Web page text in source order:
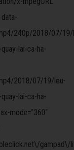
240p/2018/07/19/
lai-ca-ha-
2018/07/19/leu-
lai-ca-ha-
mode="360"
gampad\/